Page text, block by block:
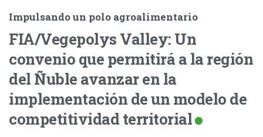
Impulsando un polo agroalimentario
FIA/Vegepolys Valley: Un
convenio que permitirá a la región
del Ñuble avanzar en la
implementación de un modelo de
competitividad territorial